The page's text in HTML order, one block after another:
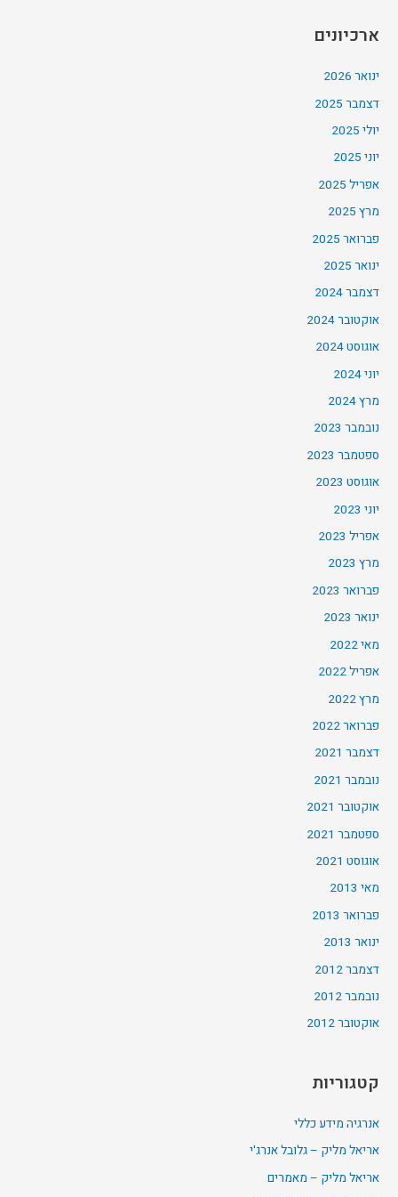
ארכיונים
ינואר 2026
דצמבר 2025
יולי 2025
יוני 2025
אפריל 2025
מרץ 2025
פברואר 2025
ינואר 2025
דצמבר 2024
אוקטובר 2024
אוגוסט 2024
יוני 2024
מרץ 2024
נובמבר 2023
ספטמבר 2023
אוגוסט 2023
יוני 2023
אפריל 2023
מרץ 2023
פברואר 2023
ינואר 2023
מאי 2022
אפריל 2022
מרץ 2022
פברואר 2022
דצמבר 2021
נובמבר 2021
אוקטובר 2021
ספטמבר 2021
אוגוסט 2021
מאי 2013
פברואר 2013
ינואר 2013
דצמבר 2012
נובמבר 2012
אוקטובר 2012
קטגוריות
אנרגיה מידע כללי
אריאל מליק – גלובל אנרג'י
אריאל מליק – מאמרים